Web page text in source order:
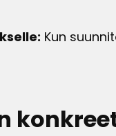
Kun